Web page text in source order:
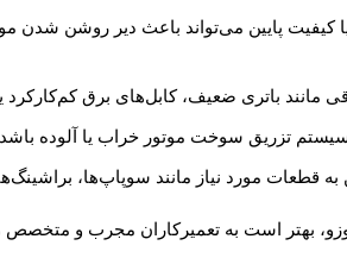
کیفیت پایین می‌تواند باعث دیر روشن
باتری ضعیف، کابل‌های برق
تزریق سوخت موتور خراب یا آلوده
مورد نیاز مانند سوپاپ‌ها،
بهتر است به تعمیرکاران مجرب و متخصص